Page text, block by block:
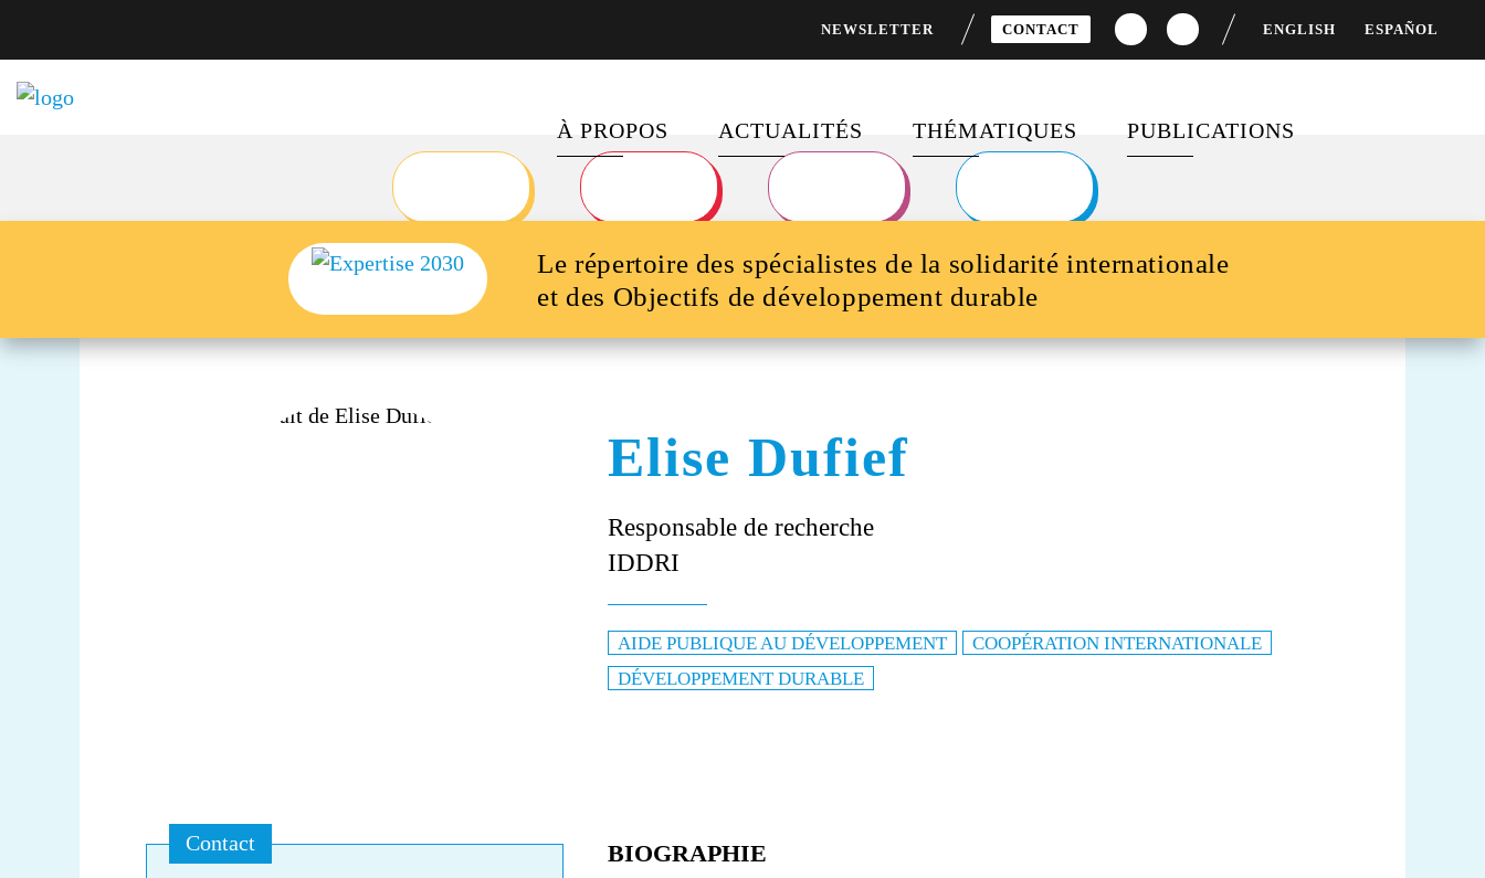
NEWSLETTER CONTACT ENGLISH ESPAÑOL
À PROPOS
À PROPOS DE FOCUS 2030
PROGRAMMES PHARES
FINANCEMENT
NOUS RECRUTONS !
ACTUALITÉS
DERNIÈRES PUBLICATIONS
FIL D’ACTUALITÉ
NEWSLETTERS DE FOCUS
THÉMATIQUES
FINANCEMENT DU
DÉVELOPPEMENT
ÉGALITÉ FEMMES-HOMMES
SANTÉ MONDIALE
PUBLICATIONS
BAROMÈTRES ET RAPPORTS
Le répertoire des spécialistes de la solidarité internationale
et des Objectifs de développement durable
Elise Dufief
Responsable de recherche
IDDRI
AIDE PUBLIQUE AU DÉVELOPPEMENT
COOPÉRATION INTERNATIONALE
DÉVELOPPEMENT DURABLE
Contact BIOGRAPHIE